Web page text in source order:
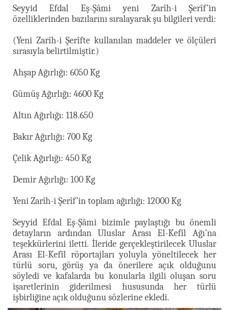
Seyyid Efdal Eş-Şâmi yeni Zarîh-i Şerîf’in
özelliklerinden bazılarını sıralayarak şu bilgileri verdi:
(Yeni Zarîh-i Şerîfte kullanılan maddeler ve ölçüleri
sırasıyla belirtilmiştir.)
Ahşap Ağırlığı: 6050 Kg
Gümüş Ağırlığı: 4600 Kg
Altın Ağırlığı: 118.650
Bakır Ağırlığı: 700 Kg
Çelik Ağırlığı: 450 Kg
Demir Ağırlığı: 100 Kg
Yeni Zarîh-i Şerîf’in toplam ağırlığı: 12000 Kg
Seyyid Efdal Eş-Şâmi bizimle paylaştığı bu önemli
detayların ardından Uluslar Arası El-Kefîl Ağı’na
teşekkürlerini iletti. İleride gerçekleştirilecek Uluslar
Arası El-Kefîl röportajları yoluyla yöneltilecek her
türlü soru, görüş ya da önerilere açık olduğunu
söyledi ve kafalarda bu konularla ilgili oluşan soru
işaretlerinin giderilmesi hususunda her türlü
işbirliğine açık olduğunu sözlerine ekledi.